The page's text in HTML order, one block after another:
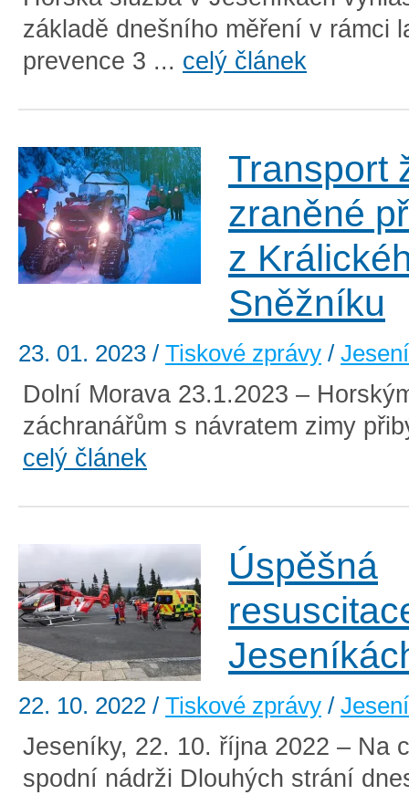
základě dnešního měření v rámci
prevence 3 ... celý článek
Transport
zraněné
z
Sněžníku
23. 01. 2023 / Tiskové zprávy /
Dolní Morava 23.1.2023 –
záchranářům s návratem zimy
celý článek
Úspěšná
22. 10. 2022 / Tiskové zprávy /
Jeseníky, 22. 10. října 2022 – Na
spodní nádrži Dlouhých strání